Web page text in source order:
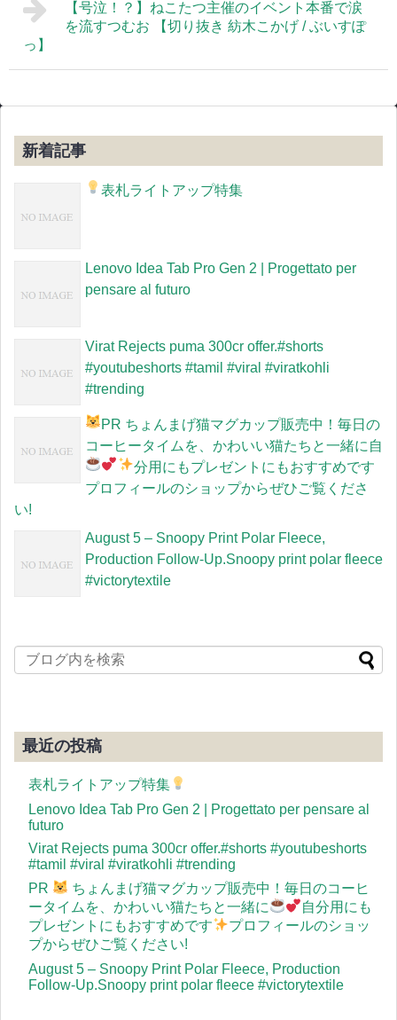
【号泣！？】ねこたつ主催のイベント本番で涙
を流すつむお 【切り抜き 紡木こかげ / ぶいすぽ
っ】
新着記事
表札ライトアップ特集
Lenovo Idea Tab Pro Gen 2 | Progettato per
pensare al futuro
Virat Rejects puma 300cr offer.#shorts
#youtubeshorts #tamil #viral #viratkohli
#trending
PR ちょんまげ猫マグカップ販売中！毎日の
コーヒータイムを、かわいい猫たちと一緒に 自
分用にもプレゼントにもおすすめです
プロフィールのショップからぜひご覧くださ
い!
August 5 – Snoopy Print Polar Fleece,
Production Follow-Up.Snoopy print polar fleece
#victorytextile
最近の投稿
表札ライトアップ特集
Lenovo Idea Tab Pro Gen 2 | Progettato per pensare al
futuro
Virat Rejects puma 300cr offer.#shorts #youtubeshorts
#tamil #viral #viratkohli #trending
PR
ちょんまげ猫マグカップ販売中！毎日のコーヒ
ータイムを、かわいい猫たちと一緒に
自分用にも
プレゼントにもおすすめです
プロフィールのショッ
プからぜひご覧ください!
August 5 – Snoopy Print Polar Fleece, Production
Follow-Up.Snoopy print polar fleece #victorytextile